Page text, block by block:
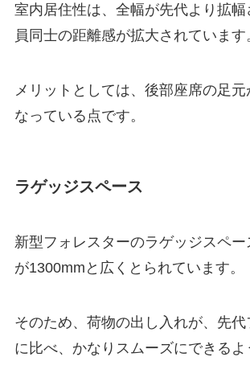
室内居住性は、全幅が先代より拡
員同士の距離感が拡大されています
メリットとしては、後部座席の足
なっている点です。
ラゲッジスペース
新型フォレスターのラゲッジスペ
が1300mmと広くとられています。
そのため、荷物の出し入れが、先
に比べ、かなりスムーズにできる